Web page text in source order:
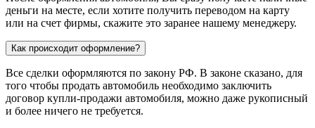
деньги на месте, если хотите получить переводом на карту
или на счет фирмы, скажите это заранее нашему менеджеру.
Как происходит оформление?
Все сделки оформляются по закону РФ. В законе сказано, для
того чтобы продать автомобиль необходимо заключить
договор купли-продажи автомобиля, можно даже рукописный
и более ничего не требуется.